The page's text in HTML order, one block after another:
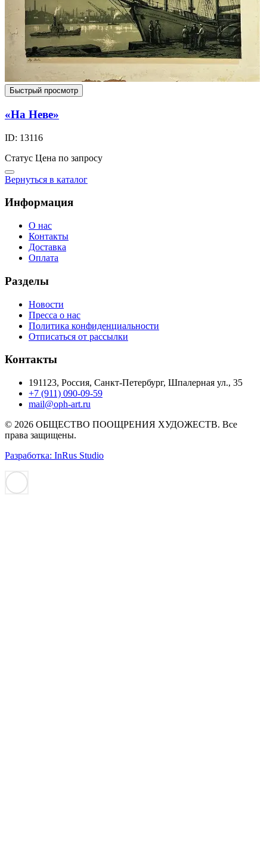
Быстрый просмотр
«На Неве»
ID: 13116
Статус Цена по запросу
Вернуться в каталог
Информация
О нас
Контакты
Доставка
Оплата
Разделы
Новости
Пресса о нас
Политика конфиденциальности
Отписаться от рассылки
Контакты
191123, Россия, Санкт-Петербург, Шпалерная ул., 35
+7 (911) 090-09-59
mail@oph-art.ru
© 2026 ОБЩЕСТВО ПООЩРЕНИЯ ХУДОЖЕСТВ. Все
права защищены.
Разработка: InRus Studio